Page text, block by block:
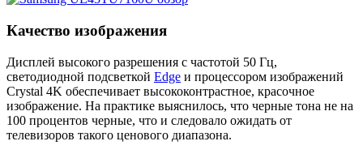
Качество изображения
Дисплей высокого разрешения с частотой 50 Гц,
светодиодной подсветкой Edge и процессором изображений
Crystal 4K обеспечивает высококонтрастное, красочное
изображение. На практике выяснилось, что черные тона не на
100 процентов черные, что и следовало ожидать от
телевизоров такого ценового диапазона.